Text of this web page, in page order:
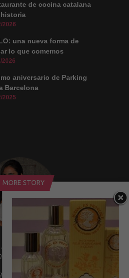
MORE STORY
de cocina catalana
2026
una nueva forma de
lo que comemos
2026
aniversario de Parking
Barcelona
2025
creadora de Addict Smile
un lifestyle lleno de sonrisas:
tendencias, ocio,